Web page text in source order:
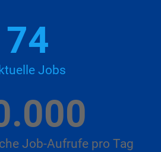
74
Jobs
Job-Aufrufe pro Tag